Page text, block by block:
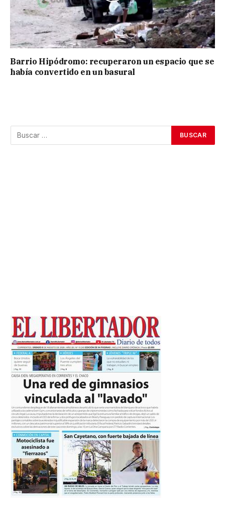
Barrio Hipódromo: recuperaron un espacio que se
había convertido en un basural